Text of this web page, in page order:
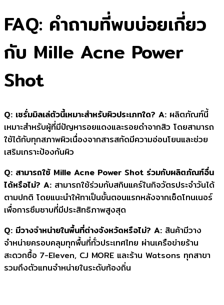
FAQ: คำถามที่พบบ่อยเกี่ยว
กับ Mille Acne Power
Shot
Q: เซรั่มมิลเล่ตัวนี้เหมาะสำหรับผิวประเภทใด? A: ผลิตภัณฑ์นี้
เหมาะสำหรับผู้ที่มีปัญหารอยแดงและรอยดำจากสิว โดยสามารถ
ใช้ได้กับทุกสภาพผิวเนื่องจากสารสกัดมีความอ่อนโยนและช่วย
เสริมเกราะป้องกันผิว
Q: สามารถใช้ Mille Acne Power Shot ร่วมกับผลิตภัณฑ์อื่น
ได้หรือไม่? A: สามารถใช้ร่วมกับสกินแคร์ในกิจวัตรประจำวันได้
ตามปกติ โดยแนะนำให้ทาเป็นขั้นตอนแรกหลังจากเช็ดโทนเนอร์
เพื่อการซึมซาบที่มีประสิทธิภาพสูงสุด
Q: มีวางจำหน่ายในพื้นที่ต่างจังหวัดหรือไม่? A: สินค้ามีวาง
จำหน่ายครอบคลุมทุกพื้นที่ทั่วประเทศไทย ผ่านเครือข่ายร้าน
สะดวกซื้อ 7-Eleven, CJ MORE และร้าน Watsons ทุกสาขา
รวมถึงตัวแทนจำหน่ายในระดับท้องถิ่น